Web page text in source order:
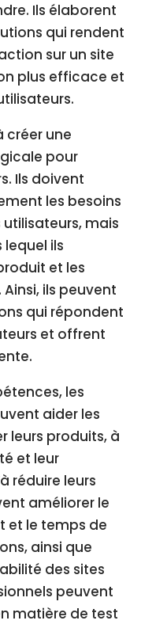
Ils élaborent
qui rendent
sur un site
plus efficace et
créer une
pour
Ils doivent
les besoins
mais
ils
et les
ils peuvent
qui répondent
et offrent
les
aider les
leurs produits, à
et leur
réduire leurs
améliorer le
et le temps de
ainsi que
des sites
peuvent
matière de test